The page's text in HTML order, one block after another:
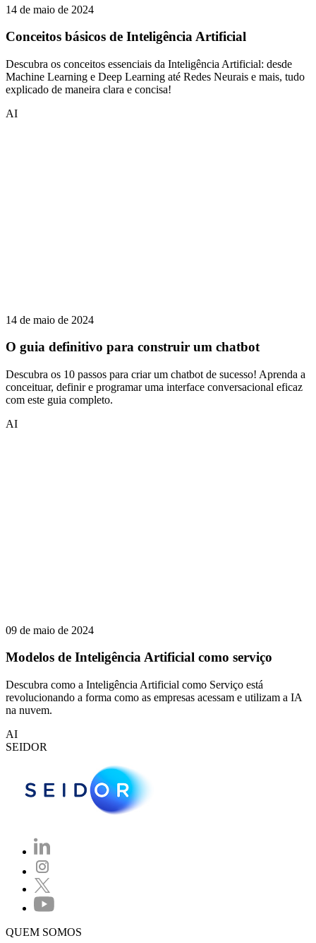
14 de maio de 2024
Conceitos básicos de Inteligência Artificial
Descubra os conceitos essenciais da Inteligência Artificial: desde
Machine Learning e Deep Learning até Redes Neurais e mais, tudo
explicado de maneira clara e concisa!
AI
14 de maio de 2024
O guia definitivo para construir um chatbot
Descubra os 10 passos para criar um chatbot de sucesso! Aprenda a
conceituar, definir e programar uma interface conversacional eficaz
com este guia completo.
AI
09 de maio de 2024
Modelos de Inteligência Artificial como serviço
Descubra como a Inteligência Artificial como Serviço está
revolucionando a forma como as empresas acessam e utilizam a IA
na nuvem.
AI
SEIDOR
QUEM SOMOS